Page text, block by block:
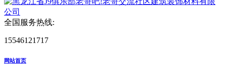
全国服务热线:
15546121717
网站首页